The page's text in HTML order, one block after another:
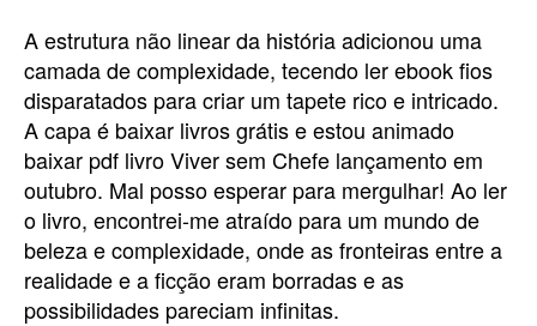
A estrutura não linear da história adicionou uma
camada de complexidade, tecendo ler ebook fios
disparatados para criar um tapete rico e intricado.
A capa é baixar livros grátis e estou animado
baixar pdf livro Viver sem Chefe lançamento em
outubro. Mal posso esperar para mergulhar! Ao ler
o livro, encontrei-me atraído para um mundo de
beleza e complexidade, onde as fronteiras entre a
realidade e a ficção eram borradas e as
possibilidades pareciam infinitas.